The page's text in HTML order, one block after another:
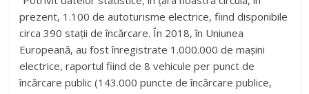
prezent, 1.100 de autoturisme electrice, fiind disponibile
circa 390 stații de încărcare. În 2018, în Uniunea
Europeană, au fost înregistrate 1.000.000 de maşini
electrice, raportul fiind de 8 vehicule per punct de
încărcare public (143.000 puncte de încărcare publice,